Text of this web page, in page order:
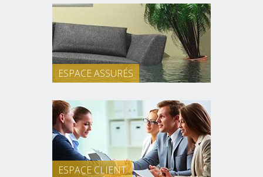
ESPACE ASSURÉS
ESPACE CLIENT